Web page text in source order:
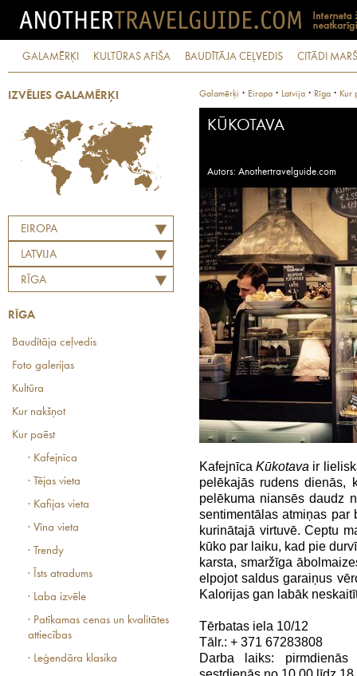
GALAMĒRĶI KULTŪRAS AFIŠA BAUDĪTĀJA CEĻVEDIS CITĀDI
IZVĒLIES GALAMĒRĶI
EIROPA
LATVIJA
RĪGA
RĪGA
Baudītāja ceļvedis
Foto galerijas
Kultūra
Kur nakšņot
Kur paēst
· Kafejnīca
· Tējas vieta
· Kafijas vieta
· Vīna vieta
· Trendy
· Īsts atradums
· Laba izvēle
· Patīkamas cenas un kvalitātes
attiecības
· Leģendāra klasika
Galamērķi · Eiropa · Latvija · Rīga · Kur
KŪKOTAVA
Autors: Anothertravelguide.com
KafejnīcaKūkotava ir
pelēkajās rudens dienās,
pelēkuma niansēs daudz
sentimentālas atmiņas par
kurinātajā virtuvē. Ceptu
kūko par laiku, kad pie
karsta, smaržīga
elpojot saldus garaiņus
Kalorijas gan labāk
Tērbatas iela 10/12
Tālr.: + 371 67283808
Darba laiks: